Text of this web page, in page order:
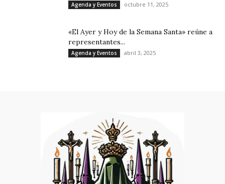
Agenda y Eventos octubre 11, 2025
«El Ayer y Hoy de la Semana Santa» reúne a
representantes...
Agenda y Eventos abril 3, 2025